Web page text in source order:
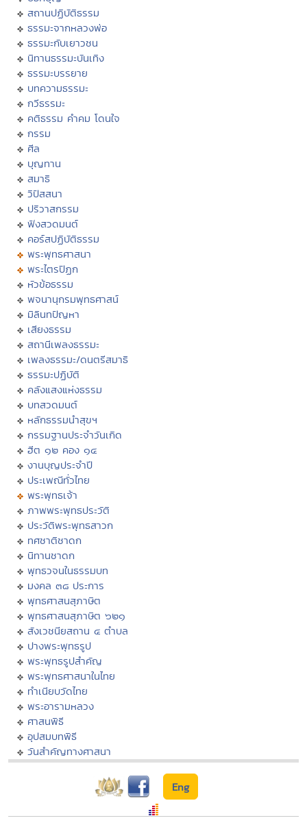
สถานปฏิบัติธรรม
ธรรมะจากหลวงพ่อ
ธรรมะกับเยาวชน
นิทานธรรมะบันเทิง
ธรรมะบรรยาย
บทความธรรมะ
กวีธรรมะ
คติธรรม คำคม โดนใจ
กรรม
ศีล
บุญทาน
สมาธิ
วิปัสสนา
ปริวาสกรรม
ฟังสวดมนต์
คอร์สปฏิบัติธรรม
พระพุทธศาสนา
พระไตรปิฏก
หัวข้อธรรม
พจนานุกรมพุทธศาสน์
มิลินทปัญหา
เสียงธรรม
สถานีเพลงธรรมะ
เพลงธรรมะ/ดนตรีสมาธิ
ธรรมะปฏิบัติ
คลังแสงแห่งธรรม
บทสวดมนต์
หลักธรรมนำสุขฯ
กรรมฐานประจำวันเกิด
ฮีต ๑๒ คอง ๑๔
งานบุญประจำปี
ประเพณีทั่วไทย
พระพุทธเจ้า
ภาพพระพุทธประวัติ
ประวัติพระพุทธสาวก
ทศชาติชาดก
นิทานชาดก
พุทธวจนในธรรมบท
มงคล ๓๘ ประการ
พุทธศาสนสุภาษิต
พุทธศาสนสุภาษิต ๖๒๑
สังเวชนียสถาน ๔ ตำบล
ปางพระพุทธรูป
พระพุทธรูปสำคัญ
พระพุทธศาสนาในไทย
ทำเนียบวัดไทย
พระอารามหลวง
ศาสนพิธี
อุปสมบทพิธี
วันสำคัญทางศาสนา
Eng